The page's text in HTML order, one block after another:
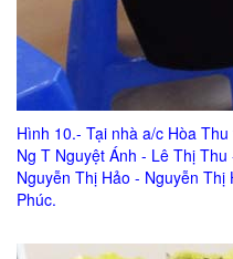
Hình 10.- Tại nhà a/c Hòa
Ng T Nguyệt Ánh - Lê Thị
Nguyễn Thị Hảo - Nguyễn
Phúc.